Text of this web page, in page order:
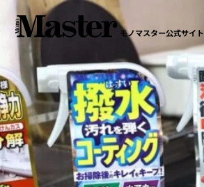
モノマスター公式サイト